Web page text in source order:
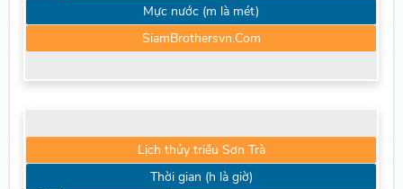
Mực nước (m là mét)
SiamBrothersvn.Com
Lịch thủy triều Sơn Trà
Thời gian (h là giờ)